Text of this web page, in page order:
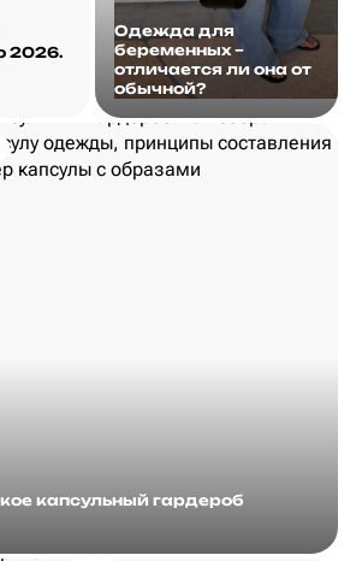
2026.
Одежда для
беременных –
отличается ли она от
обычной?
капсульный гардероб